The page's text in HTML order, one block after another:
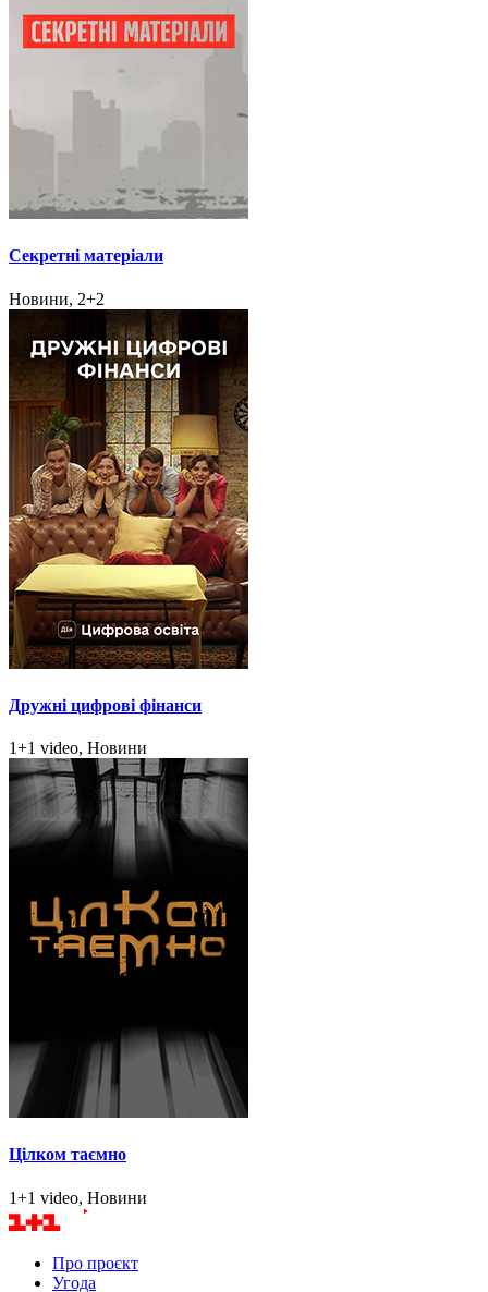
Секретні матеріали
Новини, 2+2
Дружні цифрові фінанси
1+1 video, Новини
Цілком таємно
1+1 video, Новини
Про проєкт
Угода